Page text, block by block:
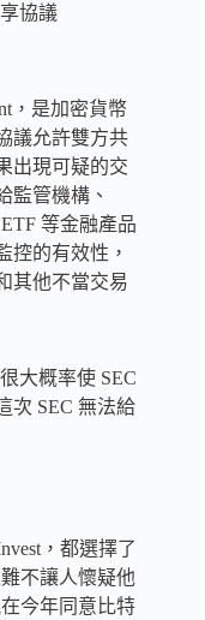
協議
，是加密貨幣
議允許雙方共
出現可疑的交
監管機構、
等金融產品
控的有效性，
其他不當交易
大概率使 SEC
次 SEC 無法給
，都選擇了
不讓人懷疑他
今年同意比特